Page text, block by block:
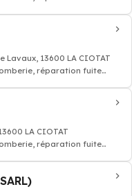
13600 LA CIOTAT
réparation fuite
LA CIOTAT
réparation fuite